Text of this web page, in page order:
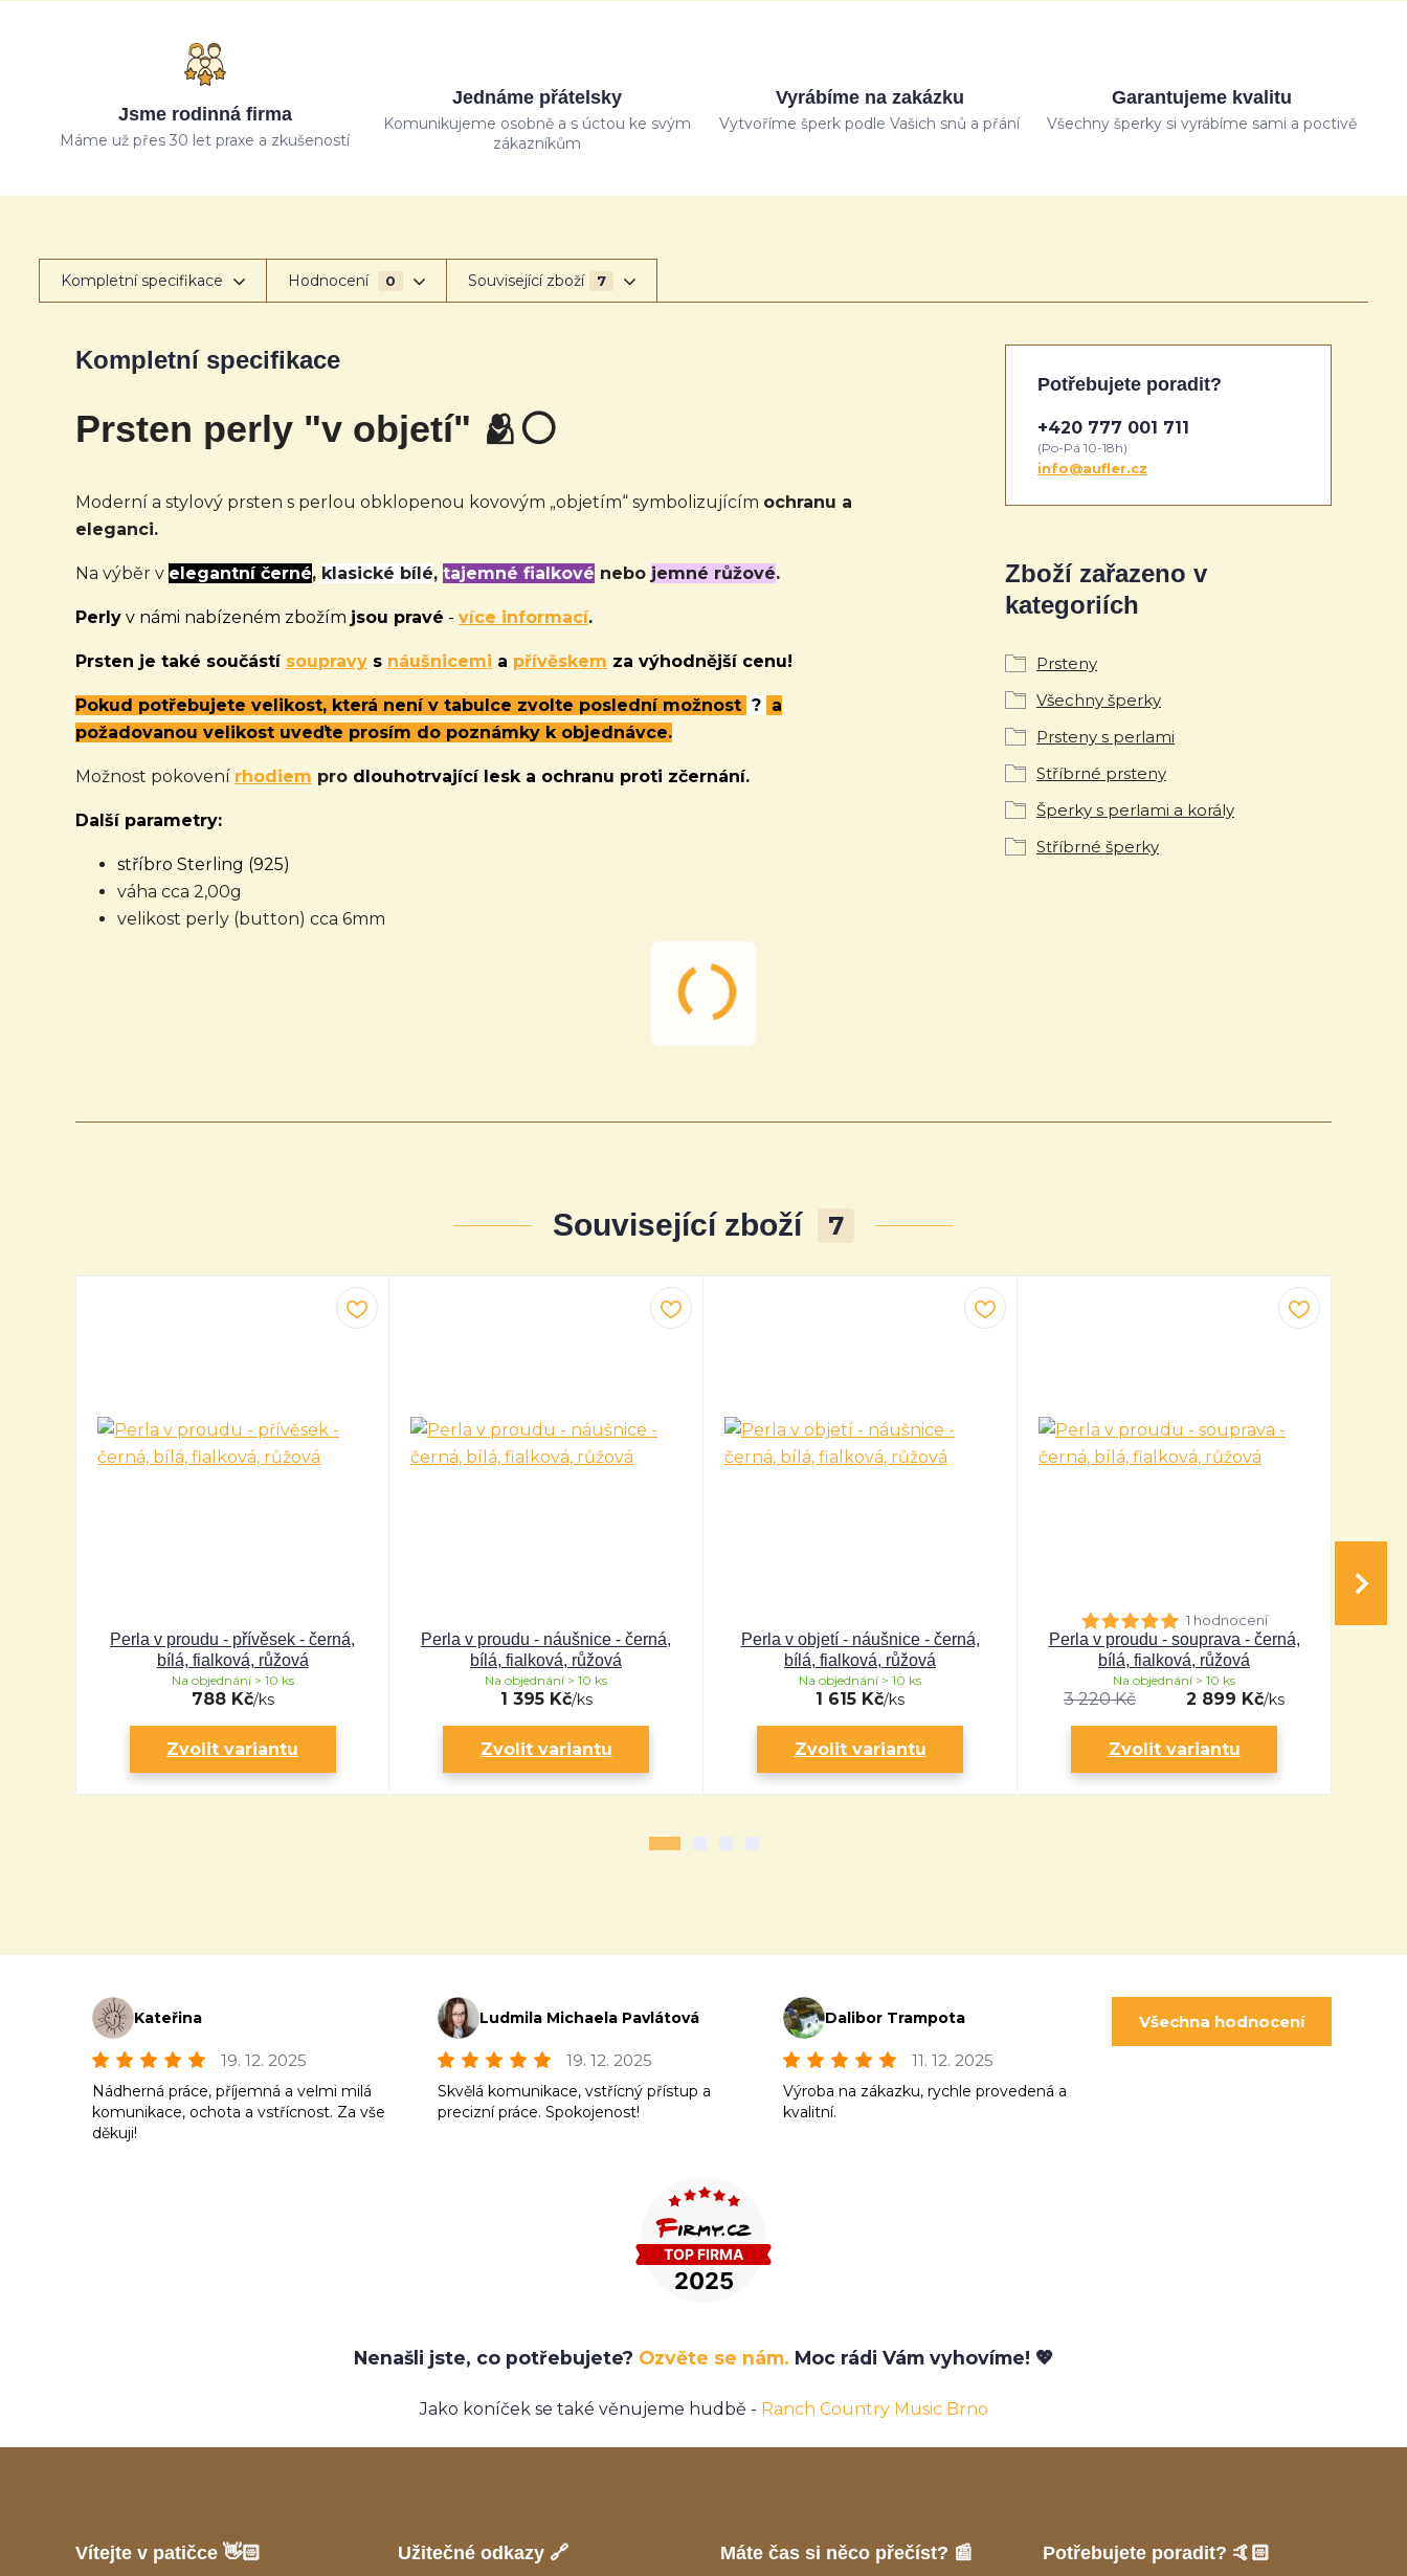
Jsme rodinná firma
Máme už přes 30 let praxe a zkušeností
Jednáme přátelsky
Komunikujeme osobně a s úctou ke svým
zákazníkům
Vyrábíme na zakázku
Vytvoříme šperk podle Vašich snů a přání
Garantujeme kvalitu
Všechny šperky si vyrábíme sami a poctivě
Kompletní specifikace Hodnocení 0 Související zboží 7
Kompletní specifikace
Prsten perly "v objetí" 🫂⚪
Moderní a stylový prsten s perlou obklopenou kovovým „objetím“ symbolizujícím ochranu a
eleganci.
Na výběr v elegantní černé, klasické bílé, tajemné fialkové nebo jemné růžové.
Perly v námi nabízeném zbožím jsou pravé - více informací.
Prsten je také součástí soupravy s náušnicemi a přívěskem za výhodnější cenu!
Pokud potřebujete velikost, která není v tabulce zvolte poslední možnost ? a
požadovanou velikost uveďte prosím do poznámky k objednávce.
Možnost pokovení rhodiem pro dlouhotrvající lesk a ochranu proti zčernání.
Další parametry:
stříbro Sterling (925)
váha cca 2,00g
velikost perly (button) cca 6mm
Zboží zařazeno v
kategoriích
Prsteny
Všechny šperky
Prsteny s perlami
Stříbrné prsteny
Šperky s perlami a korály
Stříbrné šperky
Potřebujete poradit?
+420 777 001 711
(Po-Pá 10-18h)
info@aufler.cz
Související zboží 7
Perla v proudu - přívěsek - černá,
bílá, fialková, růžová
788 Kč/ks
Na objednání > 10 ks
Zvolit variantu
Perla v proudu - náušnice - černá,
bílá, fialková, růžová
1 395 Kč/ks
Na objednání > 10 ks
Zvolit variantu
Perla v objetí - náušnice - černá,
bílá, fialková, růžová
1 615 Kč/ks
Na objednání > 10 ks
Zvolit variantu
1 hodnocení
Perla v proudu - souprava - černá,
bílá, fialková, růžová
3 220 Kč 2 899 Kč/ks
Na objednání > 10 ks
Zvolit variantu
Kateřina
19. 12. 2025
Nádherná práce, příjemná a velmi milá
komunikace, ochota a vstřícnost. Za vše
děkuji!
Ludmila Michaela Pavlátová
19. 12. 2025
Skvělá komunikace, vstřícný přístup a
precizní práce. Spokojenost!
Dalibor Trampota
11. 12. 2025
Výroba na zákazku, rychle provedená a
kvalitní.
Všechna hodnocení
Nenašli jste, co potřebujete? Ozvěte se nám. Moc rádi Vám vyhovíme! 💖
Jako koníček se také věnujeme hudbě - Ranch Country Music Brno
Vítejte v patičce 👋🏻 Užitečné odkazy 🔗 Máte čas si něco přečíst? 📰 Potřebujete poradit? 🤙🏻